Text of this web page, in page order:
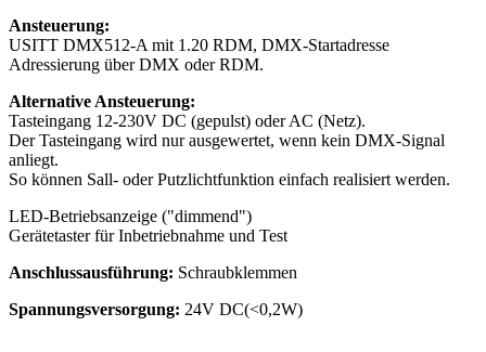
Ansteuerung:
USITT DMX512-A mit 1.20 RDM, DMX-Startadresse
Adressierung über DMX oder RDM.
Alternative Ansteuerung:
Tasteingang 12-230V DC (gepulst) oder AC (Netz).
Der Tasteingang wird nur ausgewertet, wenn kein DMX-Signal
anliegt.
So können Sall- oder Putzlichtfunktion einfach realisiert werden.
LED-Betriebsanzeige ("dimmend")
Gerätetaster für Inbetriebnahme und Test
Anschlussausführung: Schraubklemmen
Spannungsversorgung: 24V DC(<0,2W)